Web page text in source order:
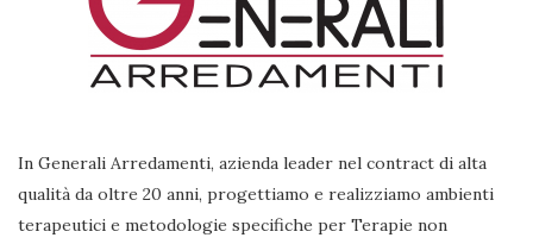
In Generali Arredamenti, azienda leader nel contract di alta
qualità da oltre 20 anni, progettiamo e realizziamo ambienti
terapeutici e metodologie specifiche per Terapie non